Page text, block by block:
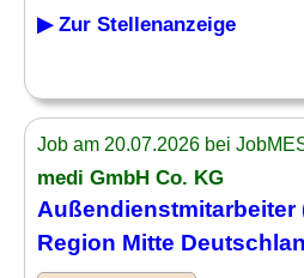
▶ Zur Stellenanzeige
Job am 20.07.2026 bei
medi GmbH Co. KG
Außendienstmitarbeiter
Region Mitte